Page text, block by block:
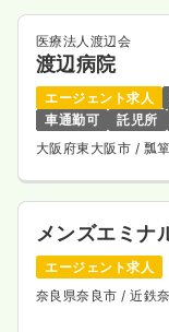
医療法人渡辺会
渡辺病院
エージェント求人
車通勤可
託児所
大阪府東大阪市 / 瓢
メンズエミナ
エージェント求人
奈良県奈良市 / 近鉄